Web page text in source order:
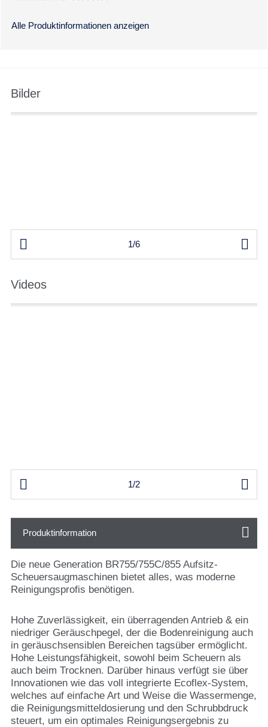
Alle Produktinformationen anzeigen
Bilder
 1/6 
Videos
 1/2 
Produktinformation
Die neue Generation BR755/755C/855 Aufsitz-
Scheuersaugmaschinen bietet alles, was moderne
Reinigungsprofis benötigen.
Hohe Zuverlässigkeit, ein überragenden Antrieb & ein
niedriger Geräuschpegel, der die Bodenreinigung auch
in geräuschsensiblen Bereichen tagsüber ermöglicht.
Hohe Leistungsfähigkeit, sowohl beim Scheuern als
auch beim Trocknen. Darüber hinaus verfügt sie über
Innovationen wie das voll integrierte Ecoflex-System,
welches auf einfache Art und Weise die Wassermenge,
die Reinigungsmitteldosierung und den Schrubbdruck
steuert, um ein optimales Reinigungsergebnis zu